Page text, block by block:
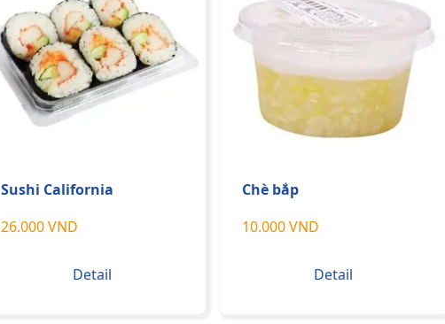
Sushi California
26.000 VND
Detail
Chè bắp
10.000 VND
Detail